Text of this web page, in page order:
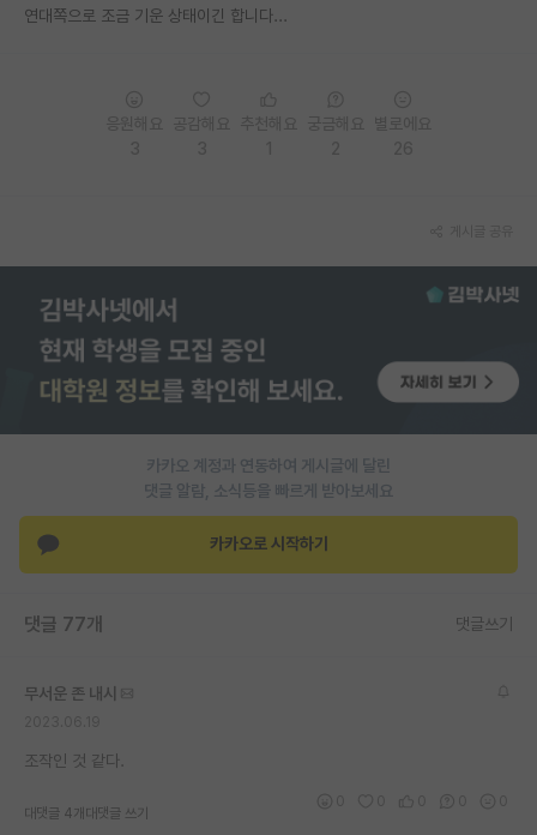
석박사 채용 정보 게시판
인문사회 계열 게시판
특수/전문대학원 게시판
반도체/AI 게시판
학술 정보 게시판
이벤트
연대쪽으로 조금 기운 상태이긴 합니다...
카카오 계정과 연동하여 게시글에 달린
댓글 알람, 소식등을 빠르게 받아보세요
카카오로 시작하기
댓글 77개 댓글쓰기
무서운 존 내시
조작인 것 같다.
대댓글 4개 대댓글 쓰기